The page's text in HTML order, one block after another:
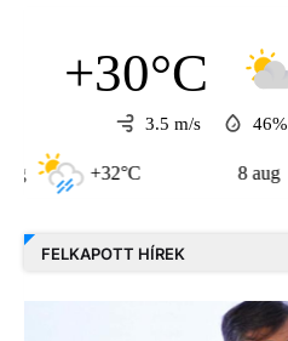
+30°C
3.5 m/s 46%
+32°C
FELKAPOTT HÍREK